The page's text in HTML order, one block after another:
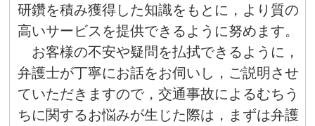
研鑽を積み獲得した知識をもとに，より質の
高いサービスを提供できるように努めます。
お客様の不安や疑問を払拭できるように，
弁護士が丁寧にお話をお伺いし，ご説明させ
ていただきますので，交通事故によるむちう
ちに関するお悩みが生じた際は，まずは弁護